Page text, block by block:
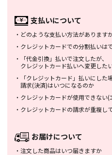
支払いについて
・ どのような支払い方法があります
・ クレジットカードでの分割払いは
・
「代金引換」払いで注文したが、
クレジットカード払いへ変更した
・
「クレジットカード」払いにした場
請求(決済)はいつになるのか
・ クレジットカードが使用できない(
・ クレジットカードの請求が重複し
お届けについて
・ 注文した商品はいつ届きますか